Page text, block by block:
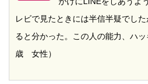
レビで見たときには半信半疑でし
ると分かった。この人の能力、ハ
歳 女性）